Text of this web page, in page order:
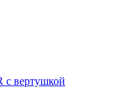
вертушкой